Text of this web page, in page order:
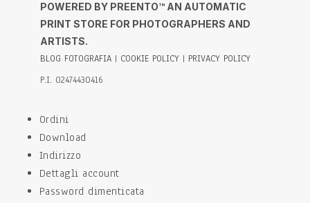
POWERED BY PREENTO™ AN AUTOMATIC
PRINT STORE FOR PHOTOGRAPHERS AND
ARTISTS.
BLOG FOTOGRAFIA | COOKIE POLICY | PRIVACY POLICY
P.I. 02474430416
Ordini
Download
Indirizzo
Dettagli account
Password dimenticata